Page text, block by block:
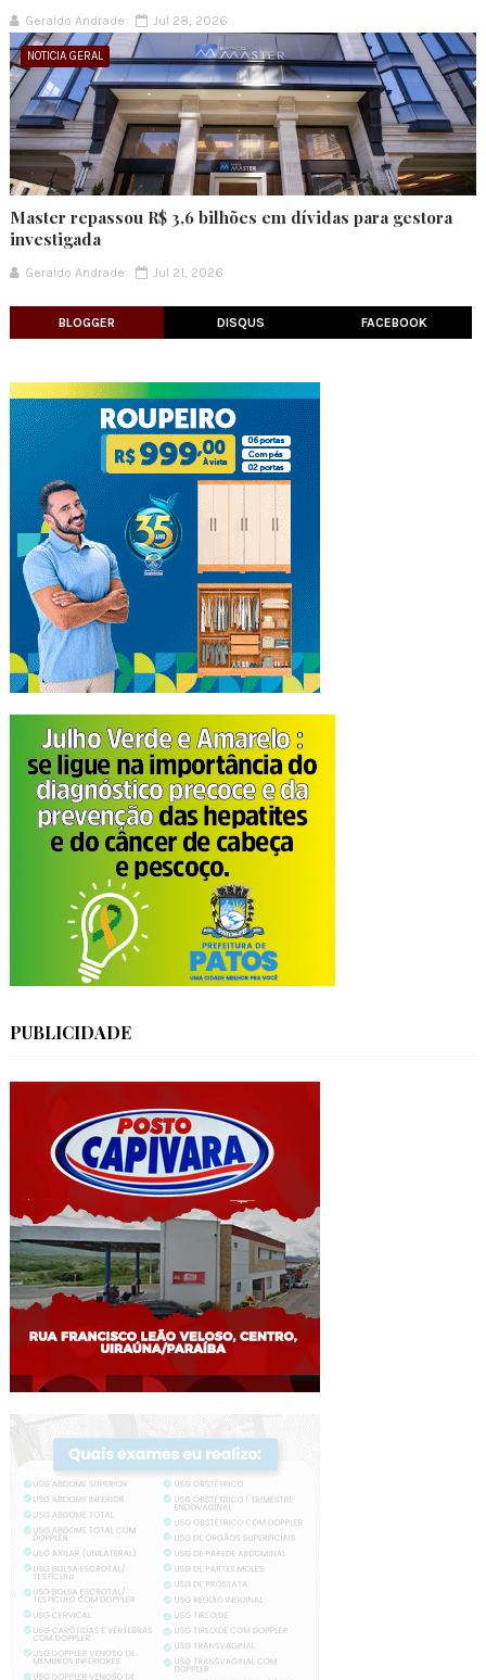
Geraldo Andrade Jul 28, 2026
NOTICIA GERAL
Master repassou R$ 3,6 bilhões em dívidas para gestora
investigada
Geraldo Andrade Jul 21, 2026
BLOGGER DISQUS FACEBOOK
PUBLICIDADE